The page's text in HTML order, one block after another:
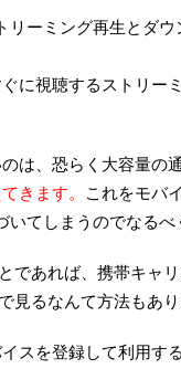
リーミング再生とダ
に視聴するストリー
は、恐らく大容量の
きます。
これをモバ
てしまうのでなるべ
であれば、携帯キャ
見るなんて方法もあり
スを登録して利用す